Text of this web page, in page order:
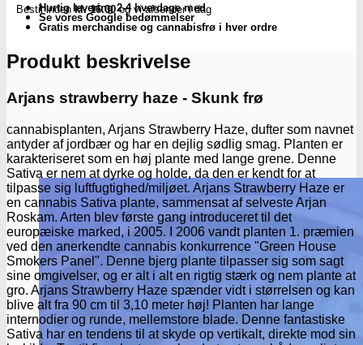
-
Green
Seeds
antal
Bestil indenkl. 16.00og vi afsender i dag
Hurtig levering 2-4 hverdage med
Se vores Google bedømmelser
Gratis merchandise og cannabisfrø i hver ordre
Produkt beskrivelse
Arjans strawberry haze - Skunk frø
cannabisplanten, Arjans Strawberry Haze, dufter som navnet
antyder af jordbær og har en dejlig sødlig smag. Planten er
karakteriseret som en høj plante med lange grene. Denne
Sativa er nem at dyrke og holde, da den er kendt for at
tilpasse sig luftfugtighed/miljøet. Arjans Strawberry Haze er
en cannabis Sativa plante, sammensat af selveste Arjan
Roskam. Arten blev første gang introduceret til det
europæiske marked, i 2005. I 2006 vandt planten 1. præmien
ved den anerkendte cannabis konkurrence "Green House
Smokers Panel". Denne bjerg plante tilpasser sig som sagt
sine omgivelser, og er alt i alt en rigtig stærk og nem plante at
gro. Arjans Strawberry Haze spænder vidt i størrelsen og kan
blive alt fra 90 cm til 3,10 meter høj! Planten har lange
internodier og runde, mellemstore blade. Denne fantastiske
Sativa har en tendens til at skyde op vertikalt, direkte mod sin